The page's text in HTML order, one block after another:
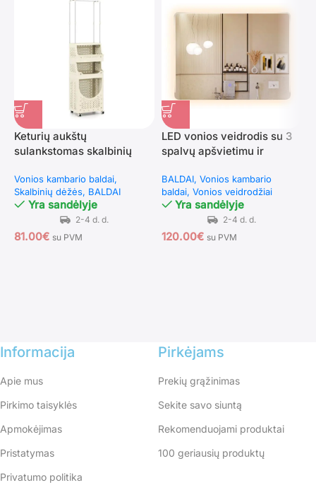
Keturių aukštų
sulankstomas skalbinių
kabykla (Smėlio spalva)
Vonios kambario baldai
Skalbinių dėžės BALDAI
Yra sandėlyje
81.00€ su PVM
LED vonios veidrodis su 3
spalvų apšvietimu ir
60 cm (Sidabrinė)
BALDAI Vonios kambario
baldai Vonios veidrodžiai
Yra sandėlyje
120.00€ su PVM
Informacija
Apie mus
Pirkimo taisyklės
Apmokėjimas
Pristatymas
Privatumo politika
Pirkėjams
Prekių grąžinimas
Sekite savo siuntą
Rekomenduojami produktai
100 geriausių produktų